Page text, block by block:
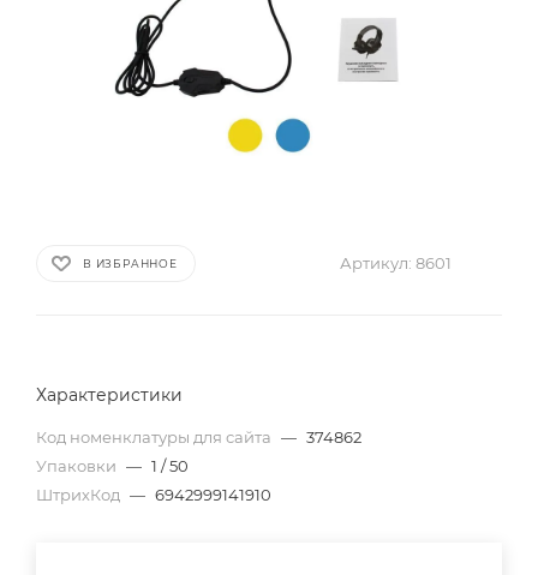
В ИЗБРАННОЕ Артикул: 8601
Характеристики
Код номенклатуры для сайта — 374862
Упаковки — 1 / 50
ШтрихКод — 6942999141910